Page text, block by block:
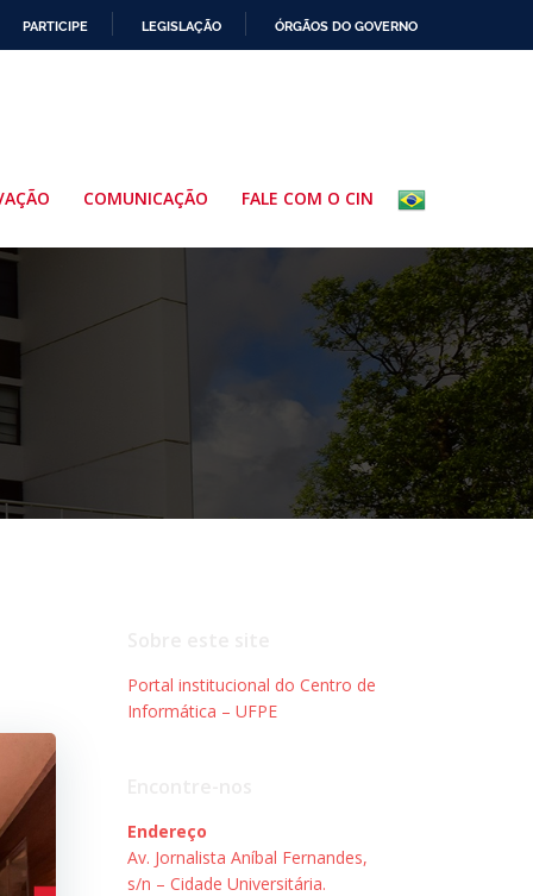
PARTICIPE LEGISLAÇÃO ÓRGÃOS DO GOVERNO
COMUNICAÇÃO FALE COM O CIN
Portal institucional do Centro de
Informática – UFPE
Endereço
Av. Jornalista Aníbal Fernandes,
s/n – Cidade Universitária.